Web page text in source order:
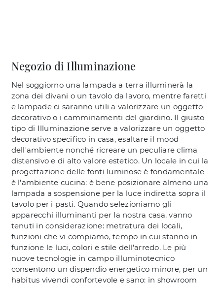
Negozio di Illuminazione
Nel soggiorno una lampada a terra illuminerà la
zona dei divani o un tavolo da lavoro, mentre faretti
e lampade ci saranno utili a valorizzare un oggetto
decorativo o i camminamenti del giardino. Il giusto
tipo di Illuminazione serve a valorizzare un oggetto
decorativo specifico in casa, esaltare il mood
dell'ambiente nonché ricreare un peculiare clima
distensivo e di alto valore estetico. Un locale in cui la
progettazione delle fonti luminose è fondamentale
è l'ambiente cucina: è bene posizionare almeno una
lampada a sospensione per la luce indiretta sopra il
tavolo per i pasti. Quando selezioniamo gli
apparecchi illuminanti per la nostra casa, vanno
tenuti in considerazione: metratura dei locali,
funzioni che vi compiamo, tempo in cui stanno in
funzione le luci, colori e stile dell'arredo. Le più
nuove tecnologie in campo illuminotecnico
consentono un dispendio energetico minore, per un
habitus vivendi confortevole e sano: in showroom